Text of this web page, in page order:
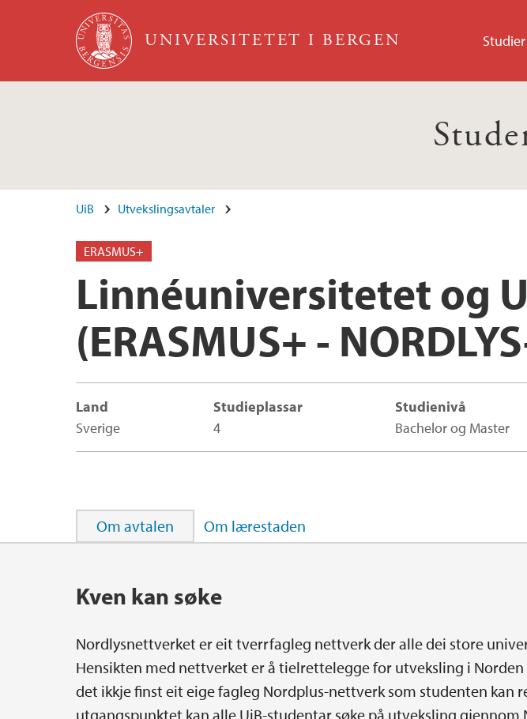
Hopp til hovedinnhold
UNIVERSITETET I BERGEN Studier
UiB Utvekslingsavtaler
ERASMUS+
Linnéuniversitetet og
(ERASMUS+ -
Land
Sverige
Studieplassar
4
Studienivå
Bachelor og Master
Om avtalen Om lærestaden
Kven kan søke
Nordlysnettverket er eit tverrfagleg nettverk der alle dei store
Hensikten med nettverket er å tielrettelegge for utveksling i
det ikkje finst eit eige fagleg Nordplus-nettverk som studenten kan
utgangspunktet kan alle UiB-studentar søke på utveksling